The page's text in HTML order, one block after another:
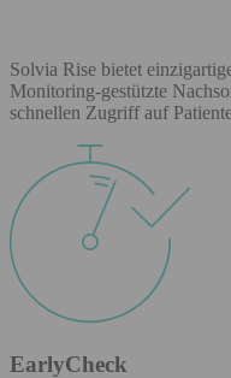
Solvia Rise bietet
Monitoring-gestützte
schnellen Zugriff auf
EarlyCheck